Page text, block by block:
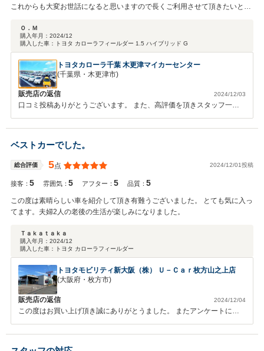
これからも大変お世話になると思いますので長くご利用させて頂きたいと思
Ｏ．Ｍ
購入年月： 2024/12
購入した車：
トヨタ カローラフィールダー 1.5 ハイブリッド G
トヨタカローラ千葉 木更津マイカーセンター
(千葉県・木更津市)
販売店の返信 2024/12/03
口コミ投稿ありがとうございます。 また、高評価を頂きスタッフ一同
心よりお礼申し上げます。 スタッフへのお褒めの言葉も頂きとても嬉
しく思います。 当店ではお客様に寄り添った提案や不安なくお乗りい
気軽にお声がけください。 今後ともどうぞ宜しくお願い致します。
ベストカーでした。
総合評価 5点 2024/12/01投稿
接客：5 雰囲気：5 アフター：5 品質：5
この度は素晴らしい車を紹介して頂き有難うございました。 とても気に入っ
てます。夫婦2人の老後の生活が楽しみになりました。
Ｔａｋａｔａｋａ
購入年月： 2024/12
購入した車：
トヨタ カローラフィールダー
トヨタモビリティ新大阪（株） Ｕ－Ｃａｒ枚方山之上店
(大阪府・枚方市)
販売店の返信 2024/12/04
この度はお買い上げ頂き誠にありがとうました。 またアンケートにご
しくお願い致します。